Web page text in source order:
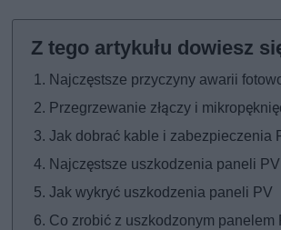
Najczęstsze przyczyny awarii
Przegrzewanie złączy i
Jak dobrać kable i zabezpieczenia
Najczęstsze uszkodzenia paneli PV
Jak wykryć uszkodzenia paneli PV
Co zrobić z uszkodzonym panelem